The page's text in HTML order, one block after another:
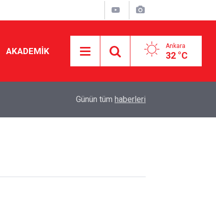
AKADEMİK Ankara
32 °C
MEB Şube müdürlüğü sınavında 6 aydır
Günün tüm haberleri